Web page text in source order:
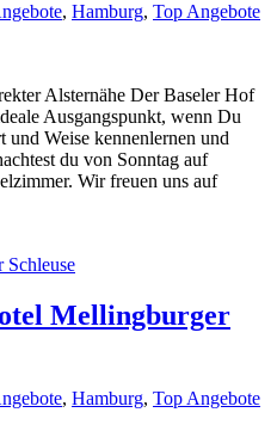
, Hamburg, Top Angebote
Alsternähe Der Baseler Hof
Ausgangspunkt, wenn Du
und Weise kennenlernen und
du von Sonntag auf
Wir freuen uns auf
Mellingburger
, Hamburg, Top Angebote